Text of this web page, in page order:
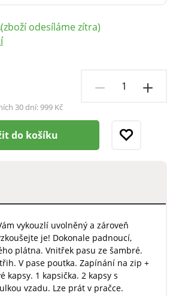
30 dní:999 Kč
(zboží odesíláme zítra)
do košíku
vykouzlí uvolněný a zároveň
je! Dokonale padnoucí,
plátna. Vnitřek pasu ze šambré.
V pase poutka. Zapínání na zip +
kapsy. 1 kapsička. 2 kapsy s
vzadu. Lze prát v pračce.